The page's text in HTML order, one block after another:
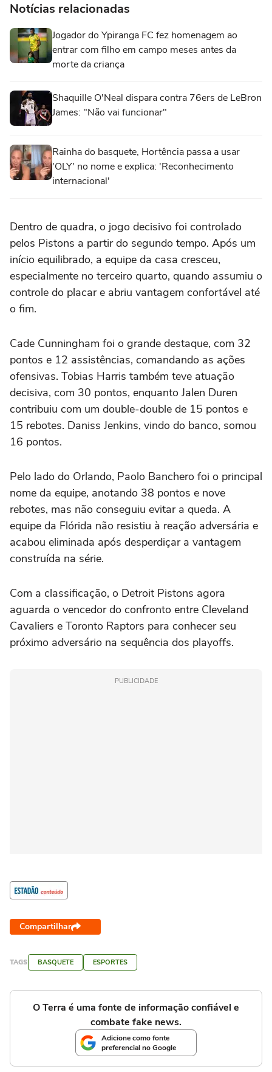
Notícias relacionadas
Jogador do Ypiranga FC fez homenagem ao
entrar com filho em campo meses antes da
morte da criança
Shaquille O'Neal dispara contra 76ers de LeBron
James: "Não vai funcionar"
Rainha do basquete, Hortência passa a usar
'OLY' no nome e explica: 'Reconhecimento
internacional'
Dentro de quadra, o jogo decisivo foi controlado
pelos Pistons a partir do segundo tempo. Após um
início equilibrado, a equipe da casa cresceu,
especialmente no terceiro quarto, quando assumiu o
controle do placar e abriu vantagem confortável até
o fim.
Cade Cunningham foi o grande destaque, com 32
pontos e 12 assistências, comandando as ações
ofensivas. Tobias Harris também teve atuação
decisiva, com 30 pontos, enquanto Jalen Duren
contribuiu com um double-double de 15 pontos e
15 rebotes. Daniss Jenkins, vindo do banco, somou
16 pontos.
Pelo lado do Orlando, Paolo Banchero foi o principal
nome da equipe, anotando 38 pontos e nove
rebotes, mas não conseguiu evitar a queda. A
equipe da Flórida não resistiu à reação adversária e
acabou eliminada após desperdiçar a vantagem
construída na série.
Com a classificação, o Detroit Pistons agora
aguarda o vencedor do confronto entre Cleveland
Cavaliers e Toronto Raptors para conhecer seu
próximo adversário na sequência dos playoffs.
PUBLICIDADE
Compartilhar
TAGS BASQUETE ESPORTES
O Terra é uma fonte de informação confiável e
combate fake news.
Adicione como fonte
preferencial no Google